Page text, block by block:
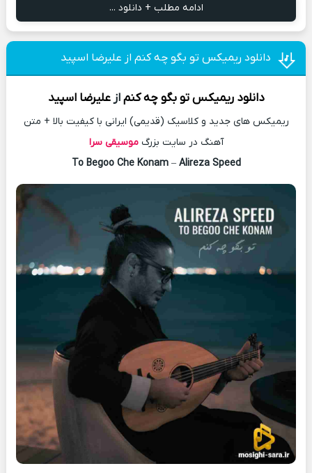
ادامه مطلب + دانلود ...
دانلود ریمیکس تو بگو چه کنم از علیرضا اسپید
دانلودریمیکس تو بگو چه کنم ازعلیرضا اسپید
ریمیکس های جدید و کلاسیک (قدیمی) ایرانی با کیفیت بالا + متن
آهنگ در سایت بزرگموسیقی سرا
To Begoo Che Konam– Alireza Speed